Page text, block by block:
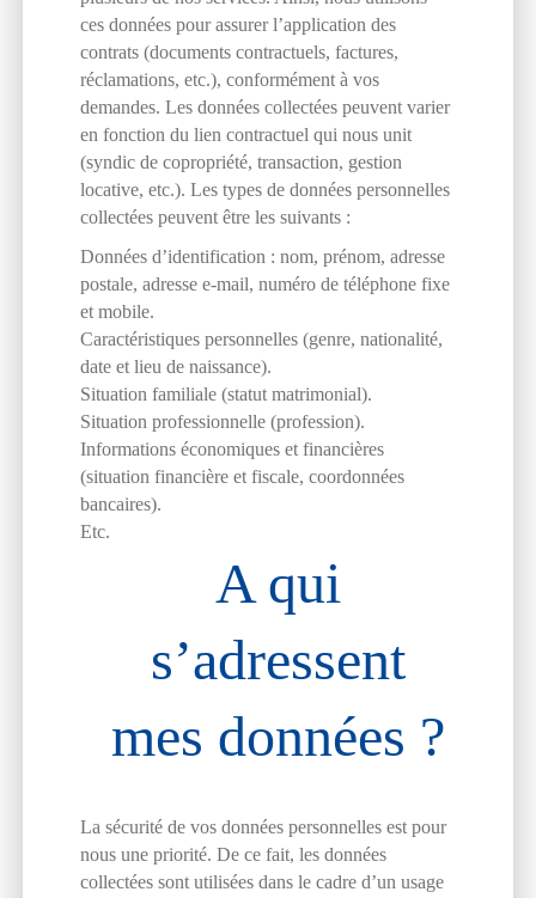
ces données pour assurer l’application des
contrats (documents contractuels, factures,
réclamations, etc.), conformément à vos
demandes. Les données collectées peuvent varier
en fonction du lien contractuel qui nous unit
(syndic de copropriété, transaction, gestion
locative, etc.). Les types de données personnelles
collectées peuvent être les suivants :
Données d’identification : nom, prénom, adresse
postale, adresse e-mail, numéro de téléphone fixe
et mobile.
Caractéristiques personnelles (genre, nationalité,
date et lieu de naissance).
Situation familiale (statut matrimonial).
Situation professionnelle (profession).
Informations économiques et financières
(situation financière et fiscale, coordonnées
bancaires).
Etc.
A qui
s’adressent
mes données ?
La sécurité de vos données personnelles est pour
nous une priorité. De ce fait, les données
collectées sont utilisées dans le cadre d’un usage